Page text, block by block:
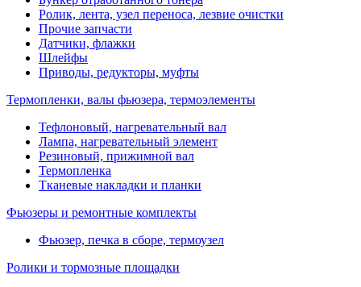
Ролик, лента, узел переноса, лезвие очистки
Прочие запчасти
Датчики, флажки
Шлейфы
Приводы, редукторы, муфты
Термопленки, валы фьюзера, термоэлементы
Тефлоновый, нагревательный вал
Лампа, нагревательный элемент
Резиновый, прижимной вал
Термопленка
Тканевые накладки и планки
Фьюзеры и ремонтные комплекты
Фьюзер, печка в сборе, термоузел
Ролики и тормозные площадки